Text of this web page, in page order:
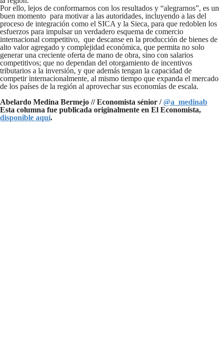
Por ello, lejos de conformarnos con los resultados y “alegrarnos”, es un
buen momento para motivar a las autoridades, incluyendo a las del
proceso de integración como el SICA y la Sieca, para que redoblen los
esfuerzos para impulsar un verdadero esquema de comercio
internacional competitivo, que descanse en la producción de bienes de
alto valor agregado y complejidad económica, que permita no solo
generar una creciente oferta de mano de obra, sino con salarios
competitivos; que no dependan del otorgamiento de incentivos
tributarios a la inversión, y que además tengan la capacidad de
competir internacionalmente, al mismo tiempo que expanda el mercado
de los países de la región al aprovechar sus economías de escala.
Abelardo Medina Bermejo // Economista sénior / @a_medinab
Esta columna fue publicada originalmente en El Economista,
disponible aquí.